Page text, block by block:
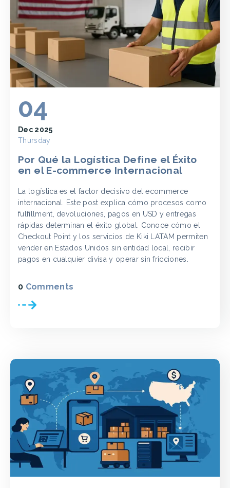
04
Dec 2025
Thursday
Por Qué la Logística Define el Éxito
en el E-commerce Internacional
La logística es el factor decisivo del ecommerce
internacional. Este post explica cómo procesos como
fulfillment, devoluciones, pagos en USD y entregas
rápidas determinan el éxito global. Conoce cómo el
Checkout Point y los servicios de Kiki LATAM permiten
vender en Estados Unidos sin entidad local, recibir
pagos en cualquier divisa y operar sin fricciones.
0 Comments